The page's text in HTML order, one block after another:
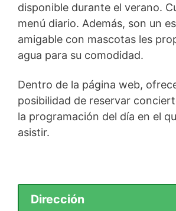
disponible durante el verano.
menú diario. Además, son un
amigable con mascotas les
agua para su comodidad.
Dentro de la página web,
posibilidad de reservar
la programación del día en el
asistir.
Dirección